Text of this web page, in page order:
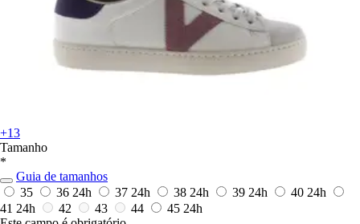
+13
Tamanho
*
Guia de tamanhos
35
36 24h 37 24h 38 24h 39 24h 40 24h
41 24h 42 43 44 45 24h